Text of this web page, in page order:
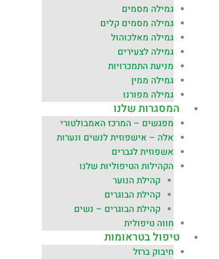
גמילה מסמים
גמילה מסמים קלים
גמילה מאלכוהול
גמילה לצעירים
מניעת התמכרויות
גמילה ממין
גמילה מפורנו
המסגרות שלנו
מפגשים – המרכז האמבולטורי
אלה – אישפוזית לנשים ונערות
אשפוזית לגברים
הקהילות הטיפוליות שלנו
קהילת הנוער
קהילת הבוגרים
קהילת הבוגרים – נשים
חווה טיפולית
טיפול בטראומות
חיבוק ברזל